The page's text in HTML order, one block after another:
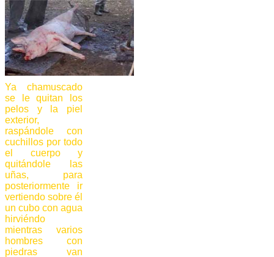
Ya chamuscado
se le quitan los
pelos y la piel
exterior,
raspándole con
cuchillos por todo
el cuerpo y
quitándole las
uñas, para
posteriormente ir
vertiendo sobre él
un cubo con agua
hirviéndo
mientras varios
hombres con
piedras van